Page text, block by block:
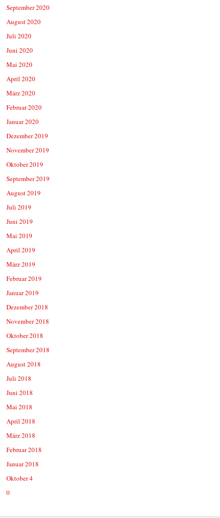
September 2020
August 2020
Juli 2020
Juni 2020
Mai 2020
April 2020
März 2020
Februar 2020
Januar 2020
Dezember 2019
November 2019
Oktober 2019
September 2019
August 2019
Juli 2019
Juni 2019
Mai 2019
April 2019
März 2019
Februar 2019
Januar 2019
Dezember 2018
November 2018
Oktober 2018
September 2018
August 2018
Juli 2018
Juni 2018
Mai 2018
April 2018
März 2018
Februar 2018
Januar 2018
Oktober 4
0